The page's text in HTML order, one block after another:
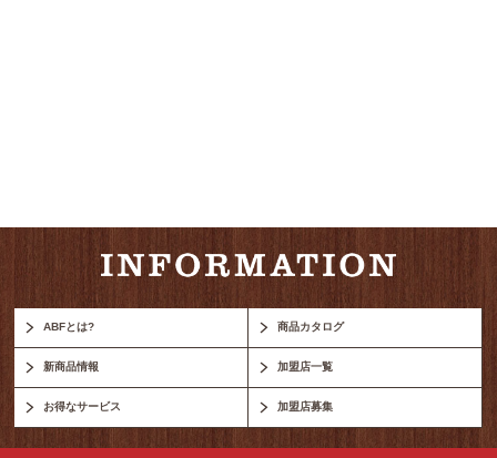
ABFとは? 商品カタログ
新商品情報 加盟店一覧
お得なサービス 加盟店募集